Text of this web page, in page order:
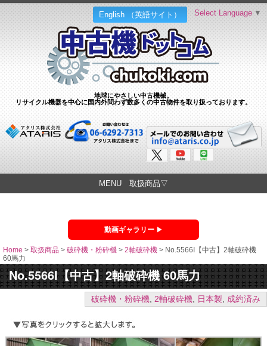
English （英語サイト）
地球にやさしい中古機械。
リサイクル機器を中心に国内外問わず数多くの中古物件を取り扱っております。
Select Language ▼
MENU 取扱商品▽
動画ギャラリー
Home > 取扱商品 > 破砕機・粉砕機 > 2軸破砕機 > No.5566I【中古】2軸破砕機
60馬力
No.5566I【中古】2軸破砕機 60馬力
破砕機・粉砕機, 2軸破砕機, 日本製, 成約済み